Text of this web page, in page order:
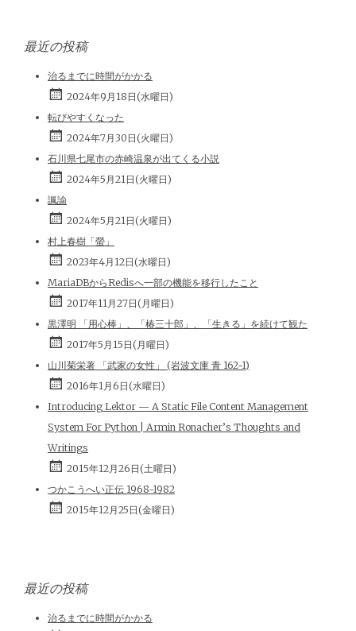
最近の投稿
治るまでに時間がかかる
2024年9月18日(水曜日)
転びやすくなった
2024年7月30日(火曜日)
石川県七尾市の赤崎温泉が出てくる小説
2024年5月21日(火曜日)
諷諭
2024年5月21日(火曜日)
村上春樹「螢」
2023年4月12日(水曜日)
MariaDBからRedisへ一部の機能を移行したこと
2017年11月27日(月曜日)
黒澤明 「用心棒」、「椿三十郎」、「生きる」を続けて観た
2017年5月15日(月曜日)
山川菊栄著 「武家の女性」 (岩波文庫 青 162-1)
2016年1月6日(水曜日)
Introducing Lektor — A Static File Content Management
System For Python | Armin Ronacher’s Thoughts and
Writings
2015年12月26日(土曜日)
つかこうへい正伝 1968-1982
2015年12月25日(金曜日)
最近の投稿
治るまでに時間がかかる